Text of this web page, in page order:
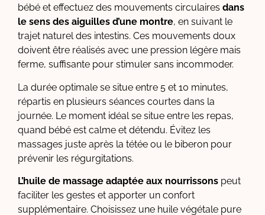
bébé et effectuez des mouvements circulaires dans
le sens des aiguilles d’une montre, en suivant le
trajet naturel des intestins. Ces mouvements doux
doivent être réalisés avec une pression légère mais
ferme, suffisante pour stimuler sans incommoder.
La durée optimale se situe entre 5 et 10 minutes,
répartis en plusieurs séances courtes dans la
journée. Le moment idéal se situe entre les repas,
quand bébé est calme et détendu. Évitez les
massages juste après la tétée ou le biberon pour
prévenir les régurgitations.
L’huile de massage adaptée aux nourrissons peut
faciliter les gestes et apporter un confort
supplémentaire. Choisissez une huile végétale pure